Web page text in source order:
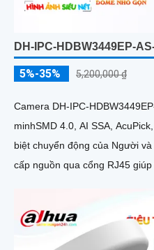
DH-IPC-HDBW3449EP-
5%-35% 5,200,000 ₫
Camera DH-IPC-
minhSMD 4.0, AI SSA,
biệt chuyển động của Người và Phương tiện
cấp nguồn qua cổng RJ45 giúp tiết